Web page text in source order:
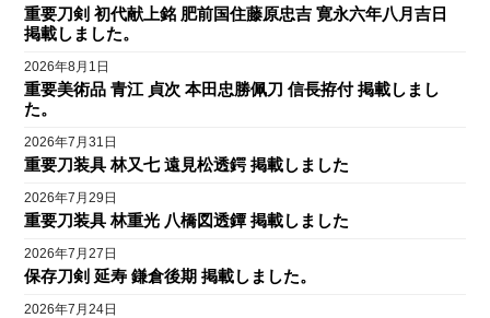
重要刀剣 初代献上銘 肥前国住藤原忠吉 寛永六年八月吉日
掲載しました。
2026年8月1日
重要美術品 青江 貞次 本田忠勝佩刀 信長拵付 掲載しまし
た。
2026年7月31日
重要刀装具 林又七 遠見松透鍔 掲載しました
2026年7月29日
重要刀装具 林重光 八橋図透鐔 掲載しました
2026年7月27日
保存刀剣 延寿 鎌倉後期 掲載しました。
2026年7月24日